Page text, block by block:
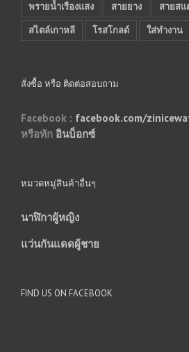
พรายน้ำเรืองแสง
สายยาง สายสแ
สไตล์เกาหลี
โรสโกลด์ ใส่ทำงาน
สั่งซื้อ หรือ ติดต่อสอบถาม
Facebook : facebook.com/
หรือทัก อินบ็อกซ์
หมวดหมู่สินค้าอื่นๆ
นาฬิกาผู้หญิง
แว่นกันแดดผู้ชาย
FIND US ON FACEBOOK